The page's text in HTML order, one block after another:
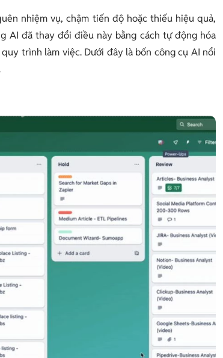
nhiệm vụ, chậm tiến độ hoặc thiếu hiệu quả,
AI đã thay đổi điều này bằng cách tự động hóa
trình làm việc. Dưới đây là bốn công cụ AI nổi